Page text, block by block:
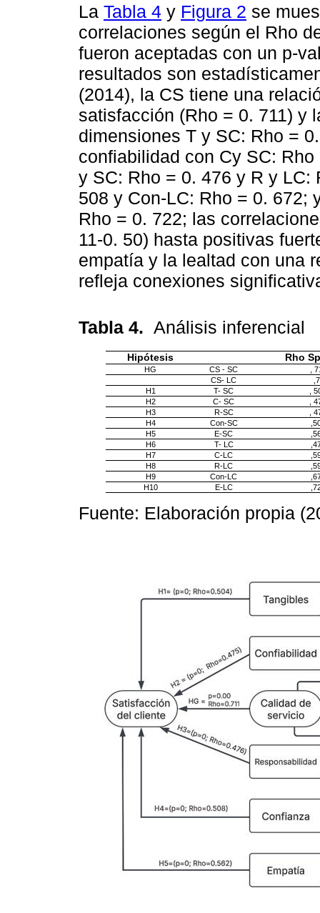
La Tabla 4 y Figura 2 se
correlaciones según el Rho
fueron aceptadas con un p-
resultados son
(2014), la CS tiene una
satisfacción (Rho = 0. 711) y
dimensiones T y SC: Rho =
confiabilidad con Cy SC:
y SC: Rho = 0. 476 y R y LC:
508 y Con-LC: Rho = 0. 672;
Rho = 0. 722; las
11-0. 50) hasta positivas
empatía y la lealtad con una
refleja conexiones
Tabla 4. Análisis inferencial
Hipótesis Rho
HG CS - SC
,
CS- LC
H1
T- SC
,
H2
C- SC
,
H3
R-SC
,
H4
Con-SC
H5
E-SC
H6
T- LC
H7
C-LC
H8
R-LC
H9
Con-LC
H10
E-LC
Fuente: Elaboración propia